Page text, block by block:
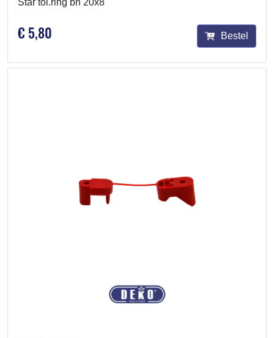
€ 5,80 Bestel